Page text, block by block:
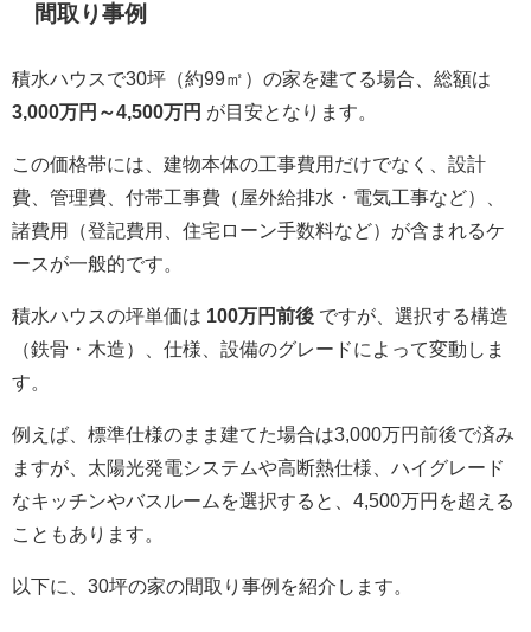
間取り事例
積水ハウスで30坪（約99㎡）の家を建てる場合、総額は
3,000万円～4,500万円 が目安となります。
この価格帯には、建物本体の工事費用だけでなく、設計
費、管理費、付帯工事費（屋外給排水・電気工事など）、
諸費用（登記費用、住宅ローン手数料など）が含まれるケ
ースが一般的です。
積水ハウスの坪単価は 100万円前後 ですが、選択する構造
（鉄骨・木造）、仕様、設備のグレードによって変動しま
す。
例えば、標準仕様のまま建てた場合は3,000万円前後で済み
ますが、太陽光発電システムや高断熱仕様、ハイグレード
なキッチンやバスルームを選択すると、4,500万円を超える
こともあります。
以下に、30坪の家の間取り事例を紹介します。